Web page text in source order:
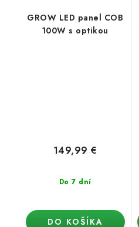
GROW LED panel COB
100W s optikou
Do 7 dní
149,99 €
DO KOŠÍKA